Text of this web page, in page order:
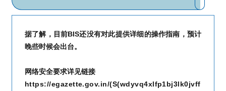
据了解，目前BIS还没有对此提供详细的操作指南，预计
晚些时候会出台。
网络安全要求详见链接
https://egazette.gov.in/(S(wdyvq4xlfp1bj3lk0jvff